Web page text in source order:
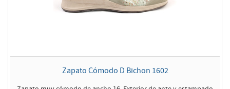
Zapato Cómodo D Bichon 1602